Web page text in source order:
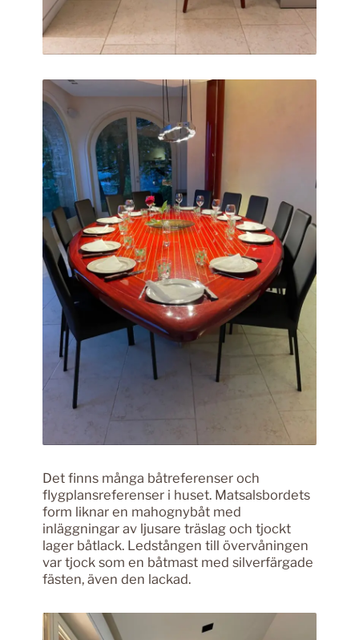
Det finns många båtreferenser och
flygplansreferenser i huset. Matsalsbordets
form liknar en mahognybåt med
inläggningar av ljusare träslag och tjockt
lager båtlack. Ledstången till övervåningen
var tjock som en båtmast med silverfärgade
fästen, även den lackad.